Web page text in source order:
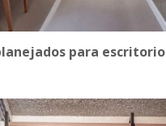
para escritorio